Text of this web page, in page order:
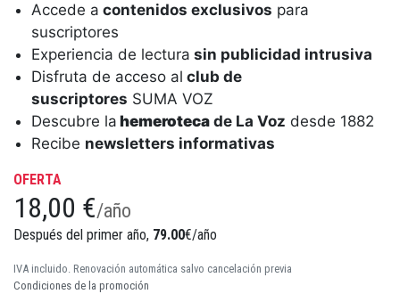
Accede a contenidos exclusivos para
suscriptores
Experiencia de lectura sin publicidad intrusiva
Disfruta de acceso al club de
suscriptores SUMA VOZ
Descubre la hemeroteca de La Voz desde 1882
Recibe newsletters informativas
OFERTA
18,00 €/año
Después del primer año, 79.00€/año
IVA incluido. Renovación automática salvo cancelación previa
Condiciones de la promoción